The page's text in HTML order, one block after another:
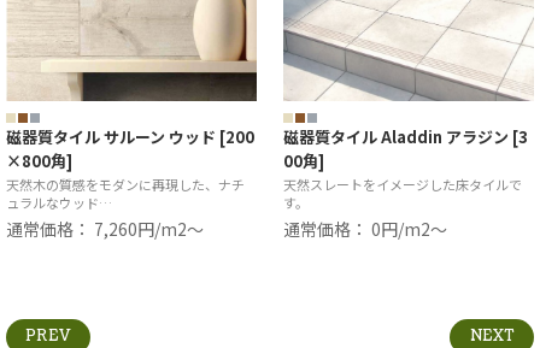
磁器質タイル サルーン ウッド [200
×800角]
天然木の質感をモダンに再現した、ナチ
ュラルなウッド…
通常価格： 7,260円/m2〜
磁器質タイル Aladdin アラジン [3
00角]
天然スレートをイメージした床タイルで
す。
通常価格： 0円/m2〜
PREV NEXT